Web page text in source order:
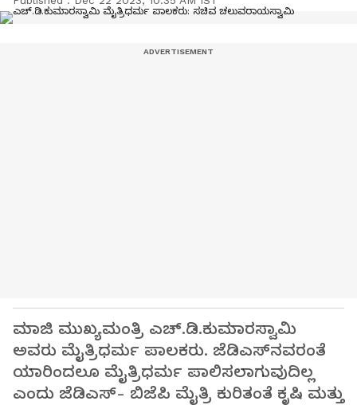
ಮಾಜಿ ಮುಖ್ಯಮಂತ್ರಿ ಎಚ್.ಡಿ.ಕುಮಾರಸ್ವಾಮಿ
ಅವರು ಮೈತ್ರಿಧರ್ಮ ಪಾಲಕರು. ಜೆಡಿಎಸ್‌ನವರಂತೆ
ಯಾರಿಂದಲೂ ಮೈತ್ರಿಧರ್ಮ ಪಾಲಿಸಲಾಗುವುದಿಲ್ಲ
ಎಂದು ಜೆಡಿಎಸ್- ಬಿಜೆಪಿ ಮೈತ್ರಿ ಕುರಿತಂತೆ ಕೃಷಿ ಮತ್ತು